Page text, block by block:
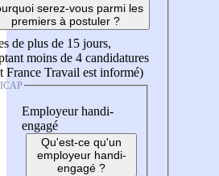
serez-vous parmi les
premiers à postuler ?
de plus de 15 jours,
moins de 4 candidatures
France Travail est informé)
Employeur handi-
engagé
Qu'est-ce qu'un
employeur handi-
engagé ?